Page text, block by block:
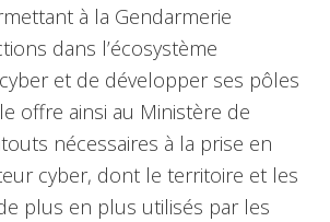
à la Gendarmerie
dans l’écosystème
et de développer ses pôles
offre ainsi au Ministère de
nécessaires à la prise en
cyber, dont le territoire et les
plus en plus utilisés par les